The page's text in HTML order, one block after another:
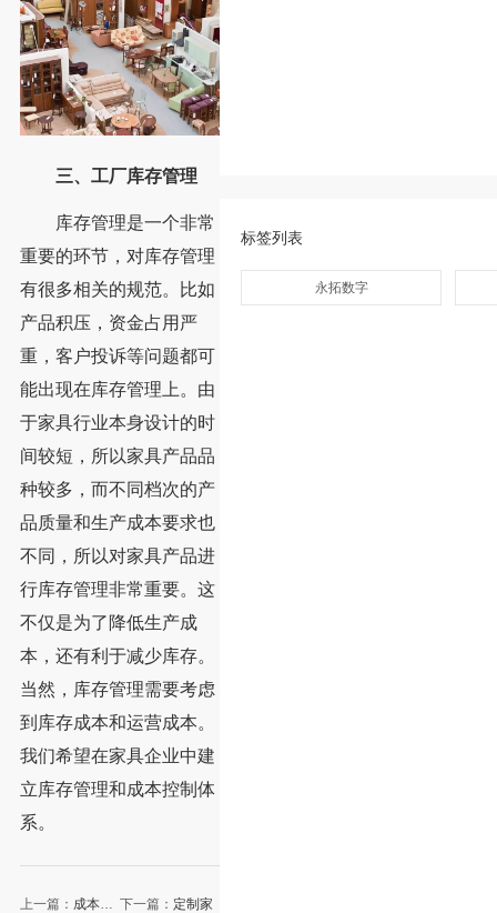
三、工厂库存管理
库存管理是一个非常
重要的环节，对库存管理
有很多相关的规范。比如
产品积压，资金占用严
重，客户投诉等问题都可
能出现在库存管理上。由
于家具行业本身设计的时
间较短，所以家具产品品
种较多，而不同档次的产
品质量和生产成本要求也
不同，所以对家具产品进
行库存管理非常重要。这
不仅是为了降低生产成
本，还有利于减少库存。
当然，库存管理需要考虑
到库存成本和运营成本。
我们希望在家具企业中建
立库存管理和成本控制体
系。
上一篇： 成本核 下一篇： 定制家
标签列表
永拓数字